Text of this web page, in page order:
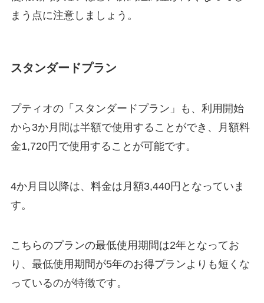
まう点に注意しましょう。
スタンダードプラン
プティオの「スタンダードプラン」も、利用開始
から3か月間は半額で使用することができ、月額料
金1,720円で使用することが可能です。
4か月目以降は、料金は月額3,440円となっていま
す。
こちらのプランの最低使用期間は2年となってお
り、最低使用期間が5年のお得プランよりも短くな
っているのが特徴です。